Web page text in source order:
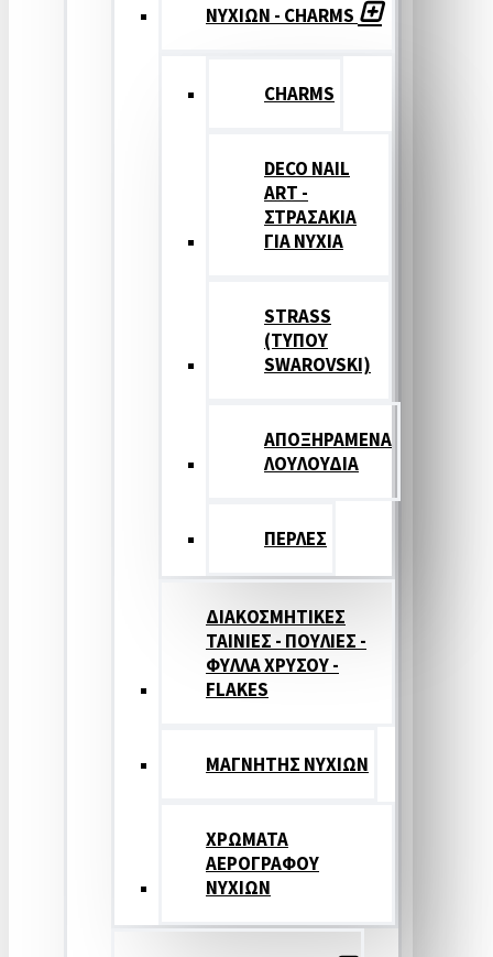
ΝΥΧΙΩΝ - CHARMS
CHARMS
DECO NAIL
ART -
ΣΤΡΑΣΑΚΙΑ
ΓΙΑ ΝΥΧΙΑ
STRASS
(ΤΥΠΟΥ
SWAROVSKI)
ΑΠΟΞΗΡΑΜΕΝΑ
ΛΟΥΛΟΥΔΙΑ
ΠΕΡΛΕΣ
ΔΙΑΚΟΣΜΗΤΙΚΕΣ
ΤΑΙΝΙΕΣ - ΠΟΥΛΙΕΣ -
ΦΥΛΛΑ ΧΡΥΣΟΥ -
FLAKES
ΜΑΓΝΗΤΗΣ ΝΥΧΙΩΝ
ΧΡΩΜΑΤΑ
ΑΕΡΟΓΡΑΦΟΥ
ΝΥΧΙΩΝ